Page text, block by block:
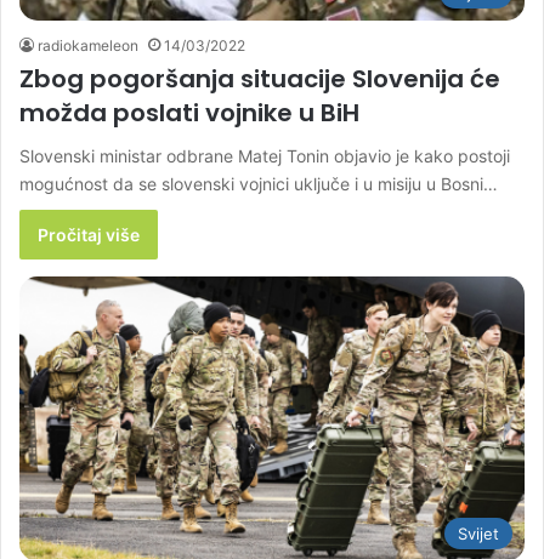
radiokameleon 14/03/2022
Zbog pogoršanja situacije Slovenija će
možda poslati vojnike u BiH
Slovenski ministar odbrane Matej Tonin objavio je kako postoji
mogućnost da se slovenski vojnici uključe i u misiju u Bosni…
Pročitaj više
Svijet